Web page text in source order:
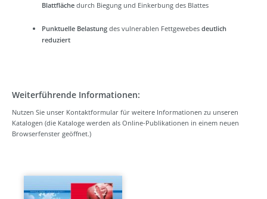
Blattfläche durch Biegung und Einkerbung des Blattes
Punktuelle Belastung des vulnerablen Fettgewebes deutlich
reduziert
Weiterführende Informationen:
Nutzen Sie unser Kontaktformular für weitere Informationen zu unseren
Katalogen (die Kataloge werden als Online-Publikationen in einem neuen
Browserfenster geöffnet.)